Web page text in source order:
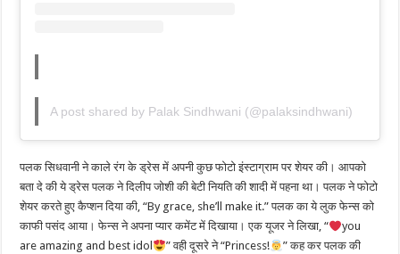
A post shared by Palak Sindhwani (@palaksindhwani)
पलक सिधवानी ने काले रंग के ड्रेस में अपनी कुछ फोटो इंस्टाग्राम पर शेयर की। आपको
बता दे की ये ड्रेस पलक ने दिलीप जोशी की बेटी नियति की शादी में पहना था। पलक ने फोटो
शेयर करते हुए कैप्शन दिया की, “By grace, she’ll make it.” पलक का ये लुक फेन्स को
काफी पसंद आया। फेन्स ने अपना प्यार कमेंट में दिखाया। एक यूजर ने लिखा, “
you
are amazing and best idol
” वही दूसरे ने “Princess!
” कह कर पलक की